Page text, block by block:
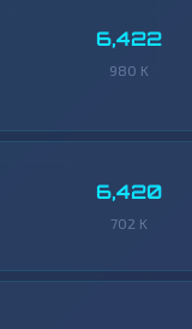
6,422
980 K
6,420
702 K